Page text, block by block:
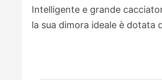
Intelligente e grande
la sua dimora ideale è dotata